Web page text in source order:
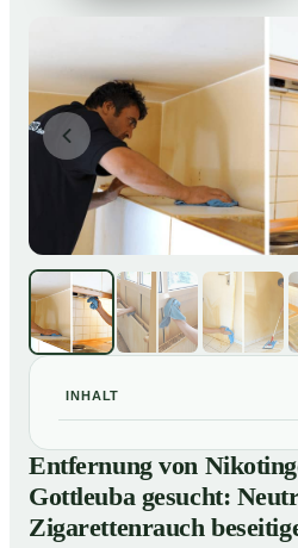
INHALT
01 Entfernung von Nikotingeruch
gesucht: Neutralisieren und
So entfernen wir
nachhaltig
Entfernung von
Gottleuba gesucht:
Zigarettenrauch